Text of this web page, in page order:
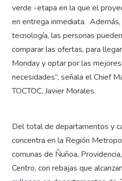
verde -etapa en la que el
en entrega inmediata. Además,
tecnología, las personas
comparar las ofertas, para
Monday y optar por las
necesidades”, señala el Chief
TOCTOC, Javier Morales.
Del total de departamentos y
concentra en la Región
comunas de Ñuñoa,
Centro, con rebajas que